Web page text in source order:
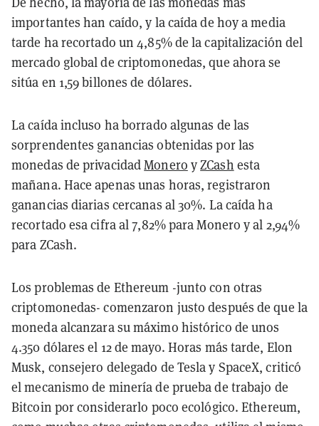
importantes han caído, y la caída de hoy a media
tarde ha recortado un 4,85% de la capitalización del
mercado global de criptomonedas, que ahora se
sitúa en 1,59 billones de dólares.
La caída incluso ha borrado algunas de las
sorprendentes ganancias obtenidas por las
monedas de privacidadMonero yZCash esta
mañana. Hace apenas unas horas, registraron
ganancias diarias cercanas al 30%. La caída ha
recortado esa cifra al 7,82% para Monero y al 2,94%
para ZCash.
Los problemas de Ethereum -junto con otras
criptomonedas- comenzaron justo después de que la
moneda alcanzara su máximo histórico de unos
4.350 dólares el 12 de mayo. Horas más tarde, Elon
Musk, consejero delegado de Tesla y SpaceX, criticó
el mecanismo de minería de prueba de trabajo de
Bitcoin por considerarlo poco ecológico. Ethereum,